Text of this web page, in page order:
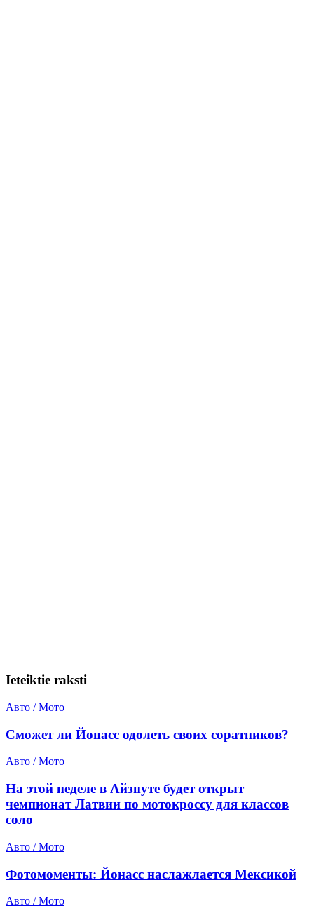
Ieteiktie raksti
Авто / Мото
Сможет ли Йонасс одолеть своих соратников?
Авто / Мото
На этой неделе в Айзпуте будет открыт
чемпионат Латвии по мотокроссу для классов
соло
Авто / Мото
Фотомоменты: Йонасс наслажлается Мексикой
Авто / Мото